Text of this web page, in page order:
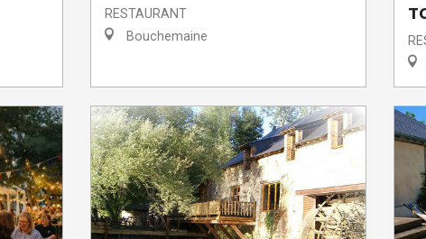
RESTAURANT
Bouchemaine